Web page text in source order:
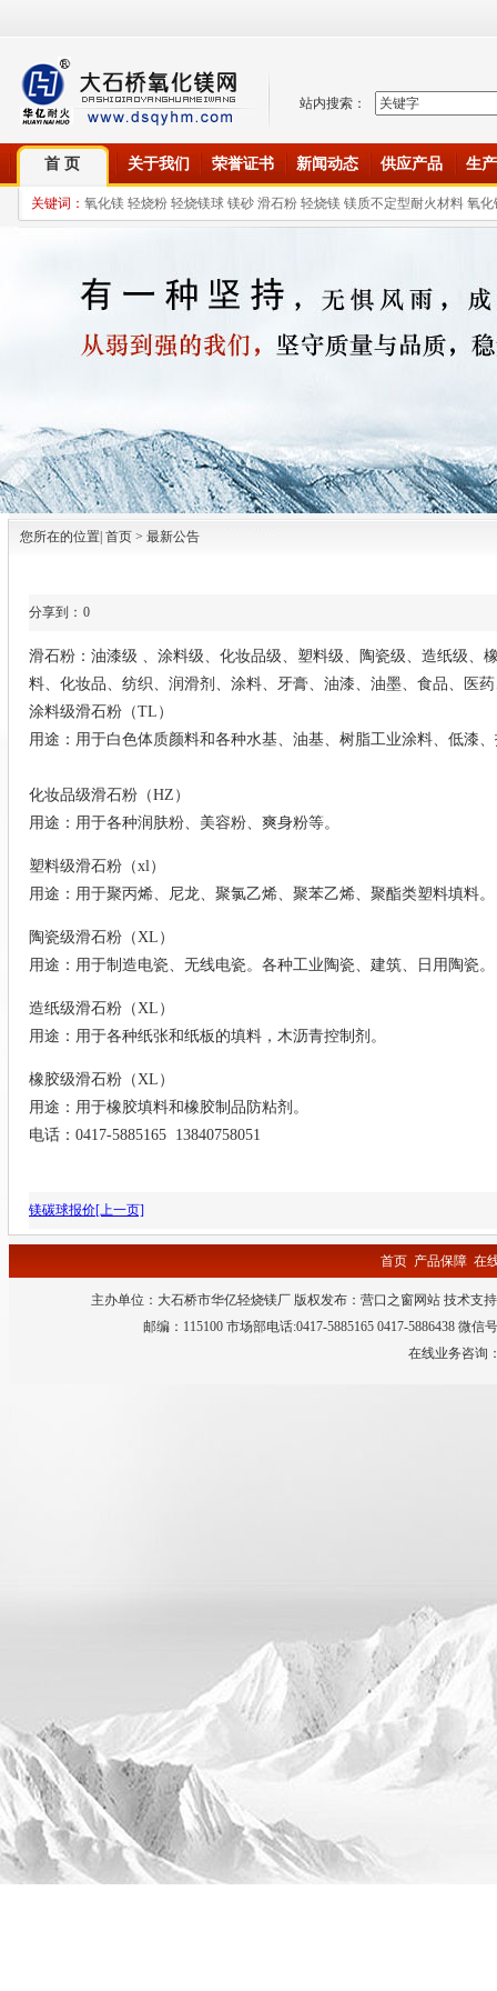
站内搜索：
首 页 关于我们 荣誉证书 新闻动态 供应产品 生
关键词： 氧化镁 轻烧粉 轻烧镁球 镁砂 滑石粉 轻烧镁 镁质不定型耐火材料 氧
您所在的位置| 首页 > 最新公告
分享到： 0
滑石粉：油漆级 、涂料级、化妆品级、塑料级、陶瓷级、造纸级、
料、化妆品、纺织、润滑剂、涂料、牙膏、油漆、油墨、食品、医
涂料级滑石粉（TL）
用途：用于白色体质颜料和各种水基、油基、树脂工业涂料、低漆
化妆品级滑石粉（HZ）
用途：用于各种润肤粉、美容粉、爽身粉等。
塑料级滑石粉（xl）
用途：用于聚丙烯、尼龙、聚氯乙烯、聚苯乙烯、 聚酯类塑料填料。
陶瓷级滑石粉（XL）
用途：用于制造电瓷、无线电瓷。各种工业陶瓷、建筑、日用陶瓷。
造纸级滑石粉（XL）
用途：用于各种纸张和纸板的填料，木沥青控制剂 。
橡胶级滑石粉（XL）
用途：用于橡胶填料和橡胶制品防粘剂 。
电话：0417-5885165 13840758051
镁碳球报价[上一页]
首页 产品保障 在
主办单位：大石桥市华亿轻烧镁厂 版权发布： 营口之窗网站 技术支
邮编：115100 市场部电话:0417-5885165 0417-5886438 微
在线业务咨询